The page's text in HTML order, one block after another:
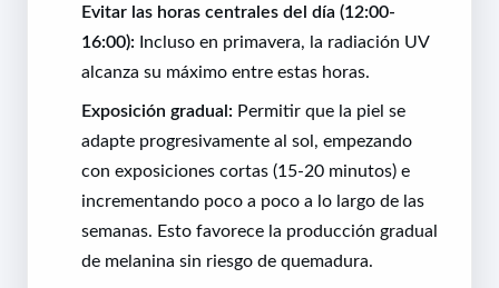
Evitar las horas centrales del día (12:00-
16:00): Incluso en primavera, la radiación UV
alcanza su máximo entre estas horas.
Exposición gradual: Permitir que la piel se
adapte progresivamente al sol, empezando
con exposiciones cortas (15-20 minutos) e
incrementando poco a poco a lo largo de las
semanas. Esto favorece la producción gradual
de melanina sin riesgo de quemadura.